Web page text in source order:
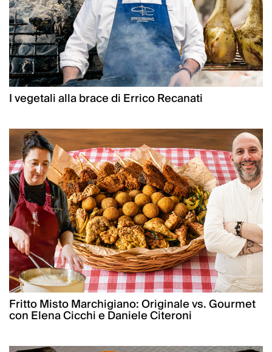
I vegetali alla brace di Errico Recanati
Fritto Misto Marchigiano: Originale vs. Gourmet
con Elena Cicchi e Daniele Citeroni